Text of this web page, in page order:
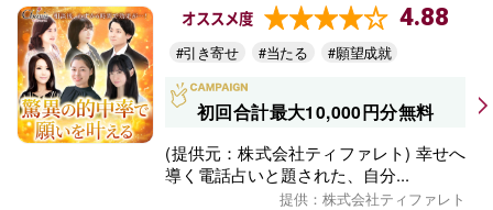
オススメ度 4.88
#引き寄せ #当たる #願望成就
初回合計最大10,000円分無料
(提供元：株式会社ティファレト) 幸せへ
導く電話占いと題された、自分...
提供：株式会社ティファレト